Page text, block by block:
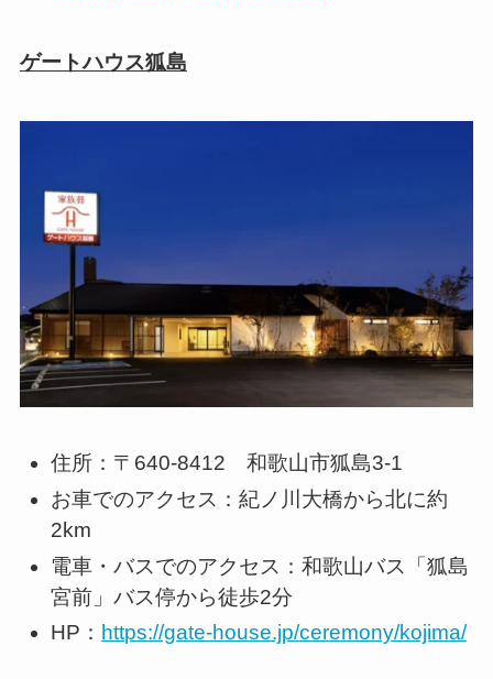
ゲートハウス狐島
住所：〒640-8412 和歌山市狐島3-1
お車でのアクセス：紀ノ川大橋から北に約
2km
電車・バスでのアクセス：和歌山バス「狐島
宮前」バス停から徒歩2分
HP： https://gate-house.jp/ceremony/kojima/